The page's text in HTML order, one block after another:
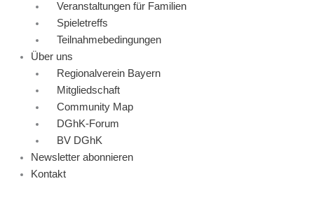
Veranstaltungen für Familien
Spieletreffs
Teilnahmebedingungen
Über uns
Regionalverein Bayern
Mitgliedschaft
Community Map
DGhK-Forum
BV DGhK
Newsletter abonnieren
Kontakt